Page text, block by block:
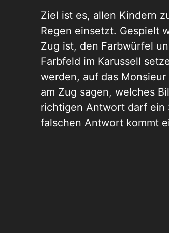
Ziel ist es, allen Kindern
Regen einsetzt. Gespielt
Zug ist, den Farbwürfel
Farbfeld im Karussell
werden, auf das
am Zug sagen, welches
richtigen Antwort darf ein
falschen Antwort kommt